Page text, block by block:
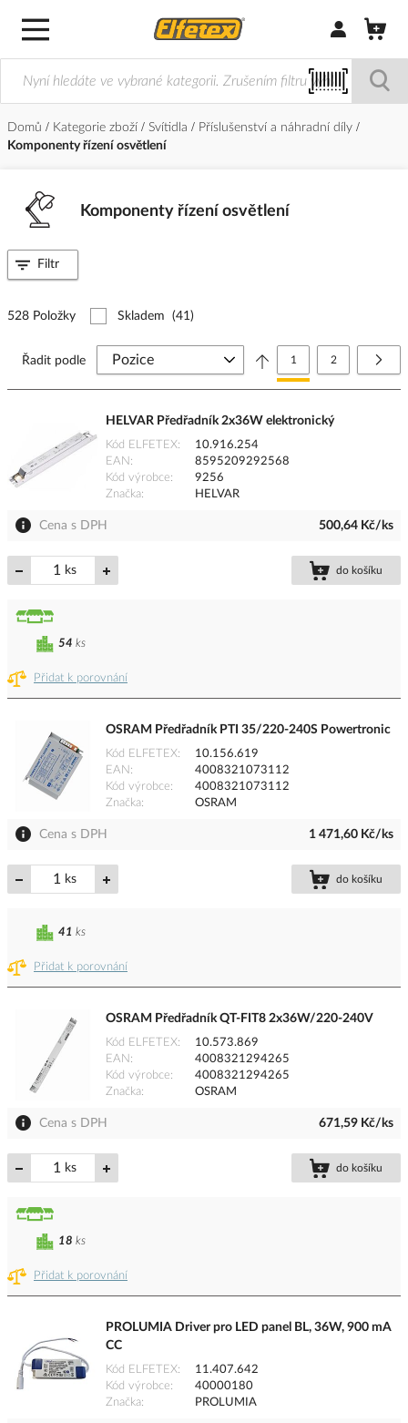
Přihlásit/
Domů Kategorie zboží Svítidla
Příslušenství a náhradní díly
Komponenty řízení osvětlení
Komponenty řízení osvětlení
528 Položky Skladem (41)
Stránka
Právě si prohlížíte
1 Stránka
2
Řadit podle
HELVAR Předřadník 2x36W elektronický
Kód ELFETEX
10.916.254
EAN
8595209292568
Kód výrobce
9256
Značka
HELVAR
Cena s DPH 500,64 Kč/ks
ks do košíku
Přidat k porovnání
54 ks
OSRAM Předřadník PTI 35/220-240S Powertronic
Kód ELFETEX
10.156.619
EAN
4008321073112
Kód výrobce
4008321073112
Značka
OSRAM
Cena s DPH 1 471,60 Kč/ks
ks do košíku
Přidat k porovnání
41 ks
OSRAM Předřadník QT-FIT8 2x36W/220-240V
Kód ELFETEX
10.573.869
EAN
4008321294265
Kód výrobce
4008321294265
Značka
OSRAM
Cena s DPH 671,59 Kč/ks
ks do košíku
Přidat k porovnání
18 ks
PROLUMIA Driver pro LED panel BL, 36W, 900 mA
CC
Kód ELFETEX
11.407.642
Kód výrobce
40000180
Značka
PROLUMIA
Filtr